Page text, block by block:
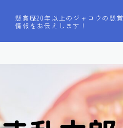
懸賞歴20年以上のジャコウの懸賞
情報をお伝えします！